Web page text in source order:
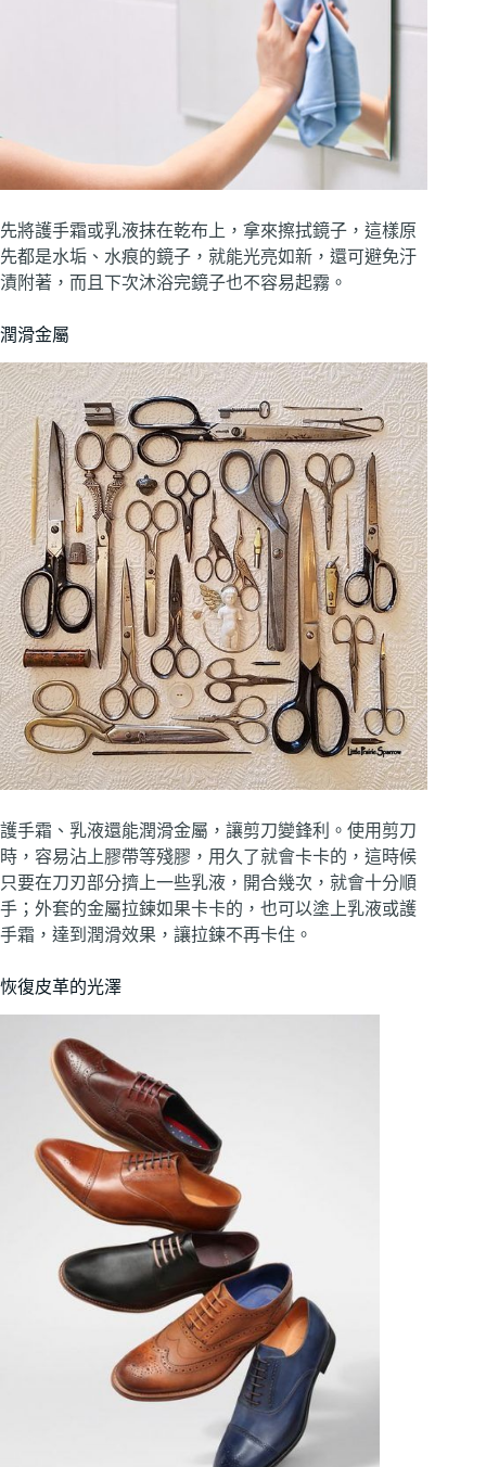
先將護手霜或乳液抹在乾布上，拿來擦拭鏡子，這樣原
先都是水垢、水痕的鏡子，就能光亮如新，還可避免汙
漬附著，而且下次沐浴完鏡子也不容易起霧。
潤滑金屬
護手霜、乳液還能潤滑金屬，讓剪刀變鋒利。使用剪刀
時，容易沾上膠帶等殘膠，用久了就會卡卡的，這時候
只要在刀刃部分擠上一些乳液，開合幾次，就會十分順
手；外套的金屬拉鍊如果卡卡的，也可以塗上乳液或護
手霜，達到潤滑效果，讓拉鍊不再卡住。
恢復皮革的光澤